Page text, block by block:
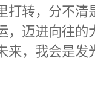
打转，分不
，迈进向往
来，我会是发